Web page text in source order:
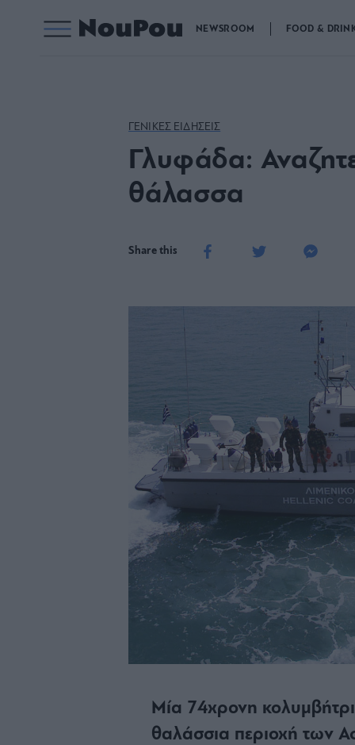
NEWSROOM FOOD &
ΓΕΝΙΚΕΣ ΕΙΔΗΣΕΙΣ
Γλυφάδα:
θάλασσα
Share this
Μία 74χρονη
θαλάσσια περιοχή των